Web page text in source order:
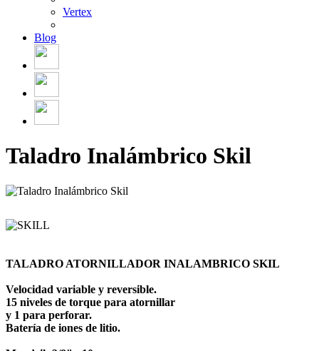
Vertex
Blog
Taladro Inalámbrico Skil
TALADRO ATORNILLADOR INALAMBRICO SKIL
Velocidad variable y reversible.
15 niveles de torque para atornillar
y 1 para perforar.
Batería de iones de litio.